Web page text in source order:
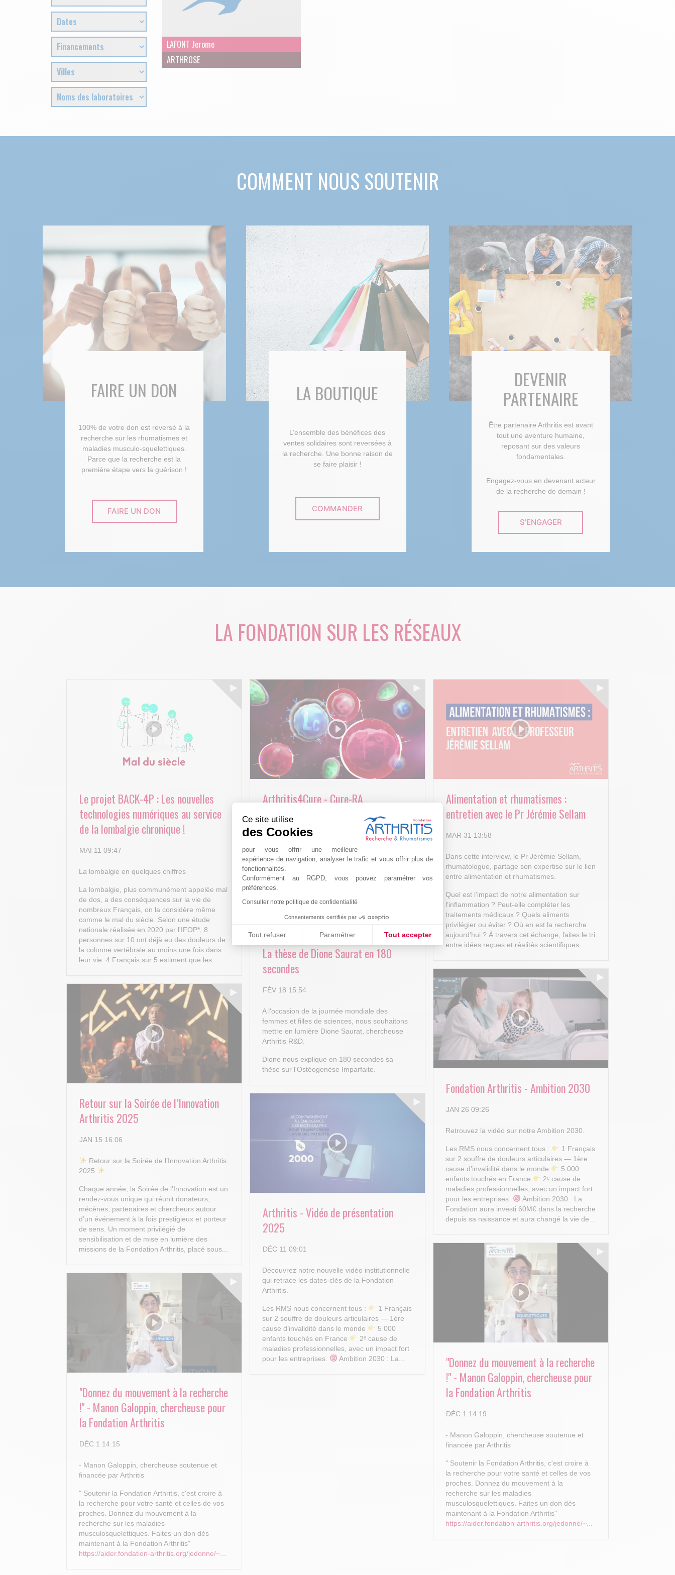
Ce site utilise
des Cookies
pour vous offrir une meilleure
expérience de navigation, analyser le trafic et vous offrir plus de
fonctionnalités.
Conformément au RGPD, vous pouvez paramétrer vos
préférences.
Consulter notre politique de confidentialité
Consentements certifiés par
Tout refuser Paramétrer Tout accepter
Axeptio consent
Plateforme de Gestion du Consentement : Personnalisez vos Options
Notre plateforme vous permet d'adapter et de gérer vos paramètres de confidentialité, en garantissant la conformité avec
LAFONT Jerome
ARTHROSE
COMMENT NOUS SOUTENIR
FAIRE UN DON
100% de votre don est reversé à la
recherche sur les rhumatismes et
maladies musculo-squelettiques.
Parce que la recherche est la
première étape vers la guérison !
FAIRE UN DON
LA BOUTIQUE
L’ensemble des bénéfices des
ventes solidaires sont reversées à
la recherche. Une bonne raison de
se faire plaisir !
COMMANDER
DEVENIR
PARTENAIRE
Être partenaire Arthritis est avant
tout une aventure humaine,
reposant sur des valeurs
fondamentales.
Engagez-vous en devenant acteur
de la recherche de demain !
S'ENGAGER
LA FONDATION SUR LES RÉSEAUX
Le projet BACK-4P : Les nouvelles
technologies numériques au service
de la lombalgie chronique !
MAI 11 09:47
La lombalgie en quelques chiffres
La lombalgie, plus communément appelée mal
de dos, a des conséquences sur la vie de
nombreux Français, on la considère même
comme le mal du siècle. Selon une étude
nationale réalisée en 2020 par l'IFOP*, 8
personnes sur 10 ont déjà eu des douleurs de
la colonne vertébrale au moins une fois dans
leur vie. 4 Français sur 5 estiment que les...
Arthritis4Cure - Cure-RA
AVR 22 15:01
Alimentation et rhumatismes :
entretien avec le Pr Jérémie Sellam
MAR 31 13:58
Dans cette interview, le Pr Jérémie Sellam,
rhumatologue, partage son expertise sur le lien
entre alimentation et rhumatismes.
Quel est l’impact de notre alimentation sur
l’inflammation ? Peut-elle compléter les
traitements médicaux ? Quels aliments
privilégier ou éviter ? Où en est la recherche
aujourd’hui ? À travers cet échange, faites le tri
entre idées reçues et réalités scientifiques...
La thèse de Dione Saurat en 180
secondes
FÉV 18 15:54
A l'occasion de la journée mondiale des
femmes et filles de sciences, nous souhaitons
mettre en lumière Dione Saurat, chercheuse
Arthritis R&D.
Dione nous explique en 180 secondes sa
thèse sur l'Ostéogenèse Imparfaite.
Fondation Arthritis - Ambition 2030
JAN 26 09:26
Retrouvez la vidéo sur notre Ambition 2030.
Les RMS nous concernent tous :
1 Français
sur 2 souffre de douleurs articulaires — 1ère
cause d’invalidité dans le monde
5 000
enfants touchés en France
2ᵉ cause de
maladies professionnelles, avec un impact fort
pour les entreprises.
Ambition 2030 : La
Fondation aura investi 60M€ dans la recherche
depuis sa naissance et aura changé la vie de...
Retour sur la Soirée de l’Innovation
Arthritis 2025
JAN 15 16:06
​ Retour sur la Soirée de l’Innovation Arthritis
2025
Chaque année, la Soirée de l’Innovation est un
rendez-vous unique qui réunit donateurs,
mécènes, partenaires et chercheurs autour
d’un événement à la fois prestigieux et porteur
de sens. Un moment privilégié de
sensibilisation et de mise en lumière des
missions de la Fondation Arthritis, placé sous...
Arthritis - Vidéo de présentation
2025
DÉC 11 09:01
Découvrez notre nouvelle vidéo institutionnelle
qui retrace les dates-clés de la Fondation
Arthritis.
Les RMS nous concernent tous :
1 Français
sur 2 souffre de douleurs articulaires — 1ère
cause d’invalidité dans le monde
5 000
enfants touchés en France
2ᵉ cause de
maladies professionnelles, avec un impact fort
pour les entreprises.
Ambition 2030 : La...
"Donnez du mouvement à la recherche
!" - Manon Galoppin, chercheuse pour
la Fondation Arthritis
DÉC 1 14:19
- Manon Galoppin, chercheuse soutenue et
financée par Arthritis
" Soutenir la Fondation Arthritis, c'est croire à
la recherche pour votre santé et celles de vos
proches. Donnez du mouvement à la
recherche sur les maladies
musculosquelettiques. Faites un don dès
maintenant à la Fondation Arthritis"
https://aider.fondation-arthritis.org/jedonne/~...
"Donnez du mouvement à la recherche
!" - Manon Galoppin, chercheuse pour
la Fondation Arthritis
DÉC 1 14:15
- Manon Galoppin, chercheuse soutenue et
financée par Arthritis
" Soutenir la Fondation Arthritis, c'est croire à
la recherche pour votre santé et celles de vos
proches. Donnez du mouvement à la
recherche sur les maladies
musculosquelettiques. Faites un don dès
maintenant à la Fondation Arthritis"
https://aider.fondation-arthritis.org/jedonne/~...